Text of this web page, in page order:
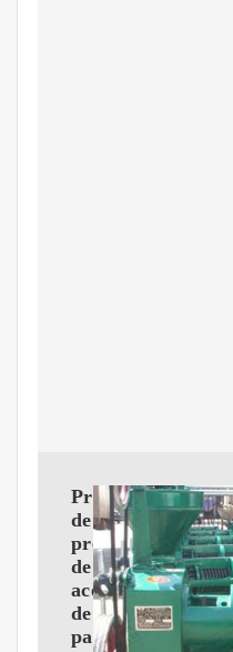
Proceso
de
prensado
de
aceite
de
palma